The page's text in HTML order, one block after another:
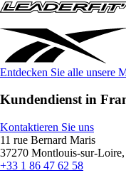
Entdecken Sie alle unsere
Kundendienst in
Kontaktieren Sie uns
11 rue Bernard Maris
37270 Montlouis-sur-
+33 1 86 47 62 58